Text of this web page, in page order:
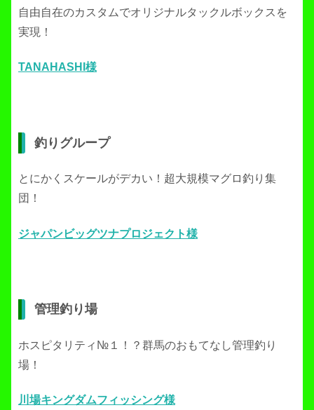
自由自在のカスタムでオリジナルタックルボックスを
実現！
TANAHASHI様
釣りグループ
とにかくスケールがデカい！超大規模マグロ釣り集
団！
ジャパンビッグツナプロジェクト様
管理釣り場
ホスピタリティ№１！？群馬のおもてなし管理釣り
場！
川場キングダムフィッシング様